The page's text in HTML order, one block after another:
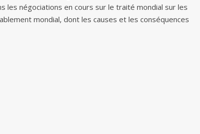
les négociations en cours sur le traité mondial sur les
mondial, dont les causes et les conséquences